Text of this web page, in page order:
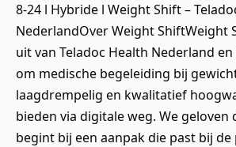
8-24 l Hybride l Weight Shift –
NederlandOver Weight ShiftWeight
uit van Teladoc Health Nederland
om medische begeleiding bij
laagdrempelig en kwalitatief
bieden via digitale weg. We geloven
begint bij een aanpak die past bij